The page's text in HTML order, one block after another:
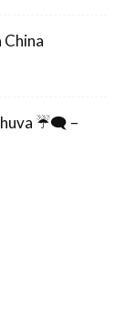
China
☔🗨️ –